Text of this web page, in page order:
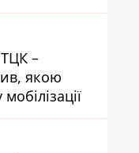
тварин -
бʼють на
–
якою